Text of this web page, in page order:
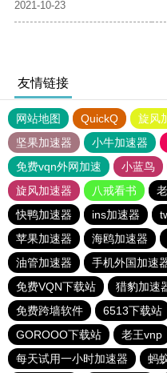
2021-10-23
友情链接
网站地图 QuickQ 旋风
坚果加速器
小牛加速器
免费vqn外网加速
小蓝鸟
旋风加速器
八戒看书
快鸭加速器
ins加速器
苹果加速器
海鸥加速器
油管加速器
手机外国加速
免费VQN下载站
猎豹加速
免费跨墙软件
6513下载站
GOROOO下载站
老王vnp
每天试用一小时加速器
蚂